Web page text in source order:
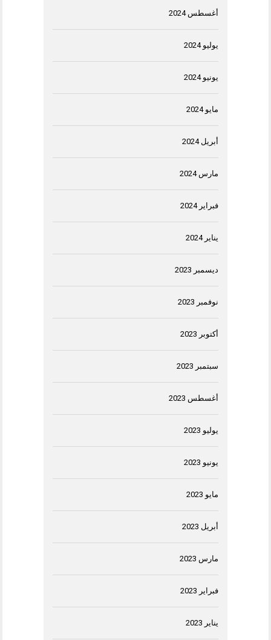
أغسطس 2024
يوليو 2024
يونيو 2024
مايو 2024
أبريل 2024
مارس 2024
فبراير 2024
يناير 2024
ديسمبر 2023
نوفمبر 2023
أكتوبر 2023
سبتمبر 2023
أغسطس 2023
يوليو 2023
يونيو 2023
مايو 2023
أبريل 2023
مارس 2023
فبراير 2023
يناير 2023